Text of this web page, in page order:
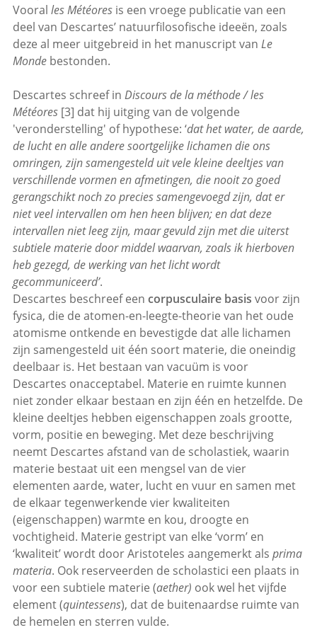
Vooral les Météoresis een vroege publicatie van een
deel van Descartes’ natuurfilosofische ideeën, zoals
deze al meer uitgebreid in het manuscript van Le
Mondebestonden.
Descartes schreef in Discours de la méthode / les
Météores[3] dat hij uitging van de volgende
'veronderstelling' of hypothese: ‘dat het water, de aarde,
de lucht en alle andere soortgelijke lichamen die ons
omringen, zijn samengesteld uit vele kleine deeltjes van
verschillende vormen en afmetingen, die nooit zo goed
gerangschikt noch zo precies samengevoegd zijn, dat er
niet veel intervallen om hen heen blijven; en dat deze
intervallen niet leeg zijn, maar gevuld zijn met die uiterst
subtiele materie door middel waarvan, zoals ik hierboven
heb gezegd, de werking van het licht wordt
gecommuniceerd’.
Descartes beschreef een corpusculaire basis voor zijn
fysica, die de atomen-en-leegte-theorie van het oude
atomisme ontkende en bevestigde dat alle lichamen
zijn samengesteld uit één soort materie, die oneindig
deelbaar is. Het bestaan van vacuüm is voor
Descartes onacceptabel. Materie en ruimte kunnen
niet zonder elkaar bestaan en zijn één en hetzelfde. De
kleine deeltjes hebben eigenschappen zoals grootte,
vorm, positie en beweging. Met deze beschrijving
neemt Descartes afstand van de scholastiek, waarin
materie bestaat uit een mengsel van de vier
elementen aarde, water, lucht en vuur en samen met
de elkaar tegenwerkende vier kwaliteiten
(eigenschappen) warmte en kou, droogte en
vochtigheid. Materie gestript van elke ‘vorm’ en
‘kwaliteit’ wordt door Aristoteles aangemerkt als prima
materia. Ook reserveerden de scholastici een plaats in
voor een subtiele materie (aether) ook wel het vijfde
element (quintessens), dat de buitenaardse ruimte van
de hemelen en sterren vulde.